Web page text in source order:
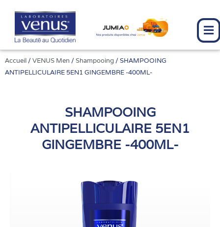
contenu
Accueil /VENUS Men /Shampooing / SHAMPOOING
ANTIPELLICULAIRE 5EN1 GINGEMBRE -400ML-
SHAMPOOING
ANTIPELLICULAIRE 5EN1
GINGEMBRE -400ML-